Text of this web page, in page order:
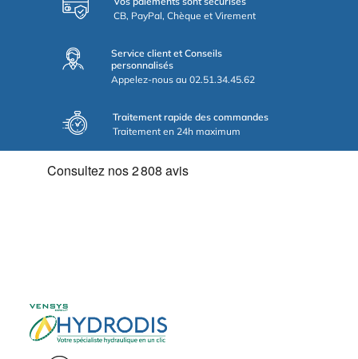
CB, PayPal, Chèque et Virement
Service client et Conseils
personnalisés
Appelez-nous au 02.51.34.45.62
Traitement rapide des commandes
Traitement en 24h maximum